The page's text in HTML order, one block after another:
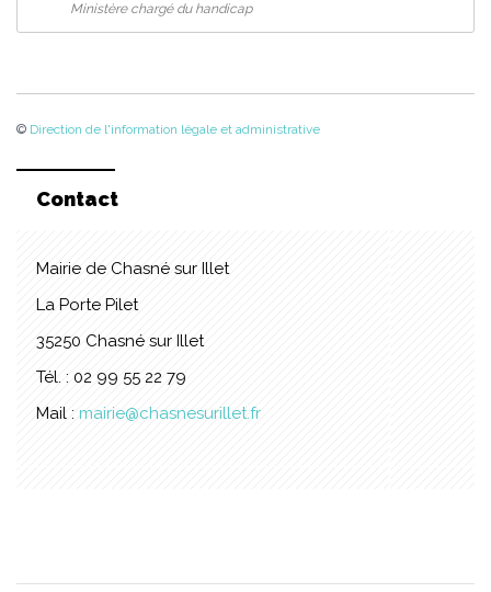
Ministère chargé du handicap
© Direction de l'information légale et administrative
Contact
Mairie de Chasné sur Illet
La Porte Pilet
35250 Chasné sur Illet
Tél. : 02 99 55 22 79
Mail : mairie@chasnesurillet.fr